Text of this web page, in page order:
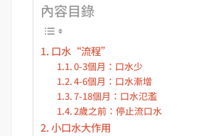
內容目錄
口水“流程”
0-3個月：口水少
4-6個月：口水漸增
7-18個月：口水氾濫
2歲之前：停止流口水
小口水大作用